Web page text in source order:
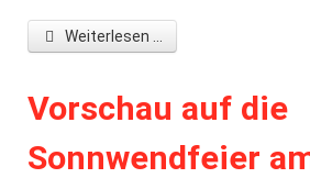
Weiterlesen ...
Vorschau auf die
Sonnwendfeier